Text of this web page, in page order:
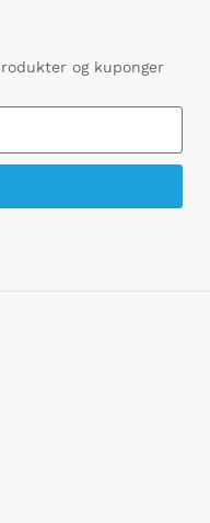
og kuponger